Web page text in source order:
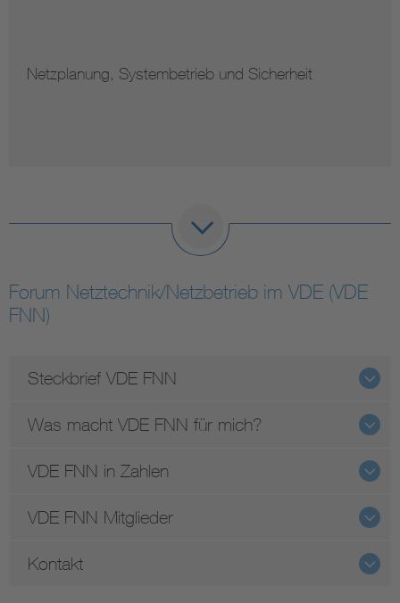
Netzplanung, Systembetrieb und Sicherheit
Forum Netztechnik/Netzbetrieb im VDE (VDE
FNN)
Steckbrief VDE FNN
Was macht VDE FNN für mich?
VDE FNN in Zahlen
VDE FNN Mitglieder
Kontakt